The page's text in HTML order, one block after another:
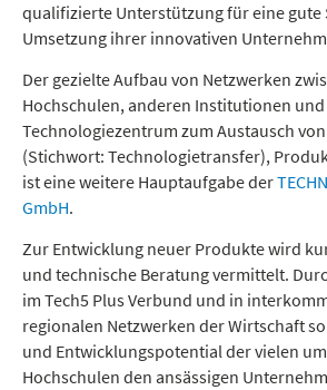
qualifizierte Unterstützung für eine
Umsetzung ihrer innovativen
Der gezielte Aufbau von Netzwerken
Hochschulen, anderen Institutionen und
Technologiezentrum zum Austausch
(Stichwort: Technologietransfer),
ist eine weitere Hauptaufgabe der
GmbH.
Zur Entwicklung neuer Produkte wird
und technische Beratung vermittelt.
im Tech5 Plus Verbund und in
regionalen Netzwerken der Wirtschaft
und Entwicklungspotential der vielen
Hochschulen den ansässigen